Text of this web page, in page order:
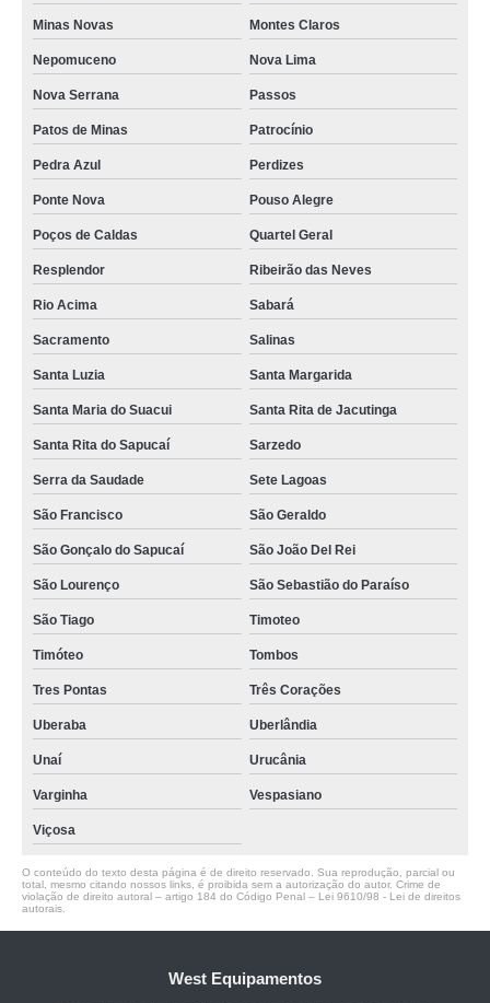
Minas Novas Montes Claros
Nepomuceno Nova Lima
Nova Serrana Passos
Patos de Minas Patrocínio
Pedra Azul Perdizes
Ponte Nova Pouso Alegre
Poços de Caldas Quartel Geral
Resplendor Ribeirão das Neves
Rio Acima Sabará
Sacramento Salinas
Santa Luzia Santa Margarida
Santa Maria do Suacui Santa Rita de Jacutinga
Santa Rita do Sapucaí Sarzedo
Serra da Saudade Sete Lagoas
São Francisco São Geraldo
São Gonçalo do Sapucaí São João Del Rei
São Lourenço São Sebastião do Paraíso
São Tiago Timoteo
Timóteo Tombos
Tres Pontas Três Corações
Uberaba Uberlândia
Unaí Urucânia
Varginha Vespasiano
Viçosa
O conteúdo do texto desta página é de direito reservado. Sua reprodução, parcial ou
total, mesmo citando nossos links, é proibida sem a autorização do autor. Crime de
violação de direito autoral – artigo 184 do Código Penal – Lei 9610/98 - Lei de direitos
autorais
West Equipamentos